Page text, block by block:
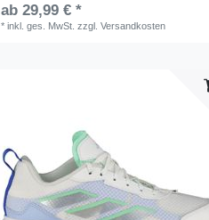
ab 29,99 € *
*inkl. ges. MwSt. zzgl.Versandkosten